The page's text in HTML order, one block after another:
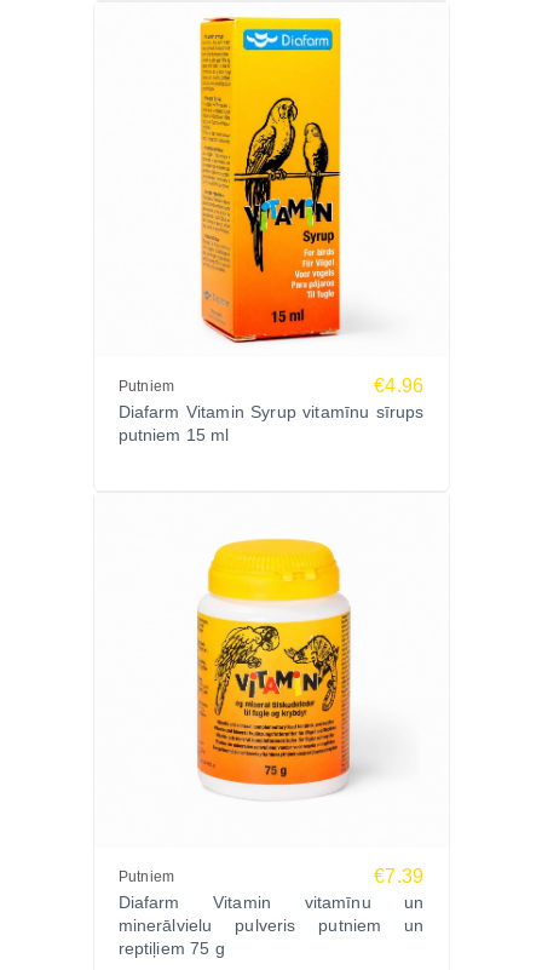
dzīvnieku veselības papildbarību izstrādē,
nodrošinot augstus kvalitātes un drošības
Biežāk uzdotie jautājumi (FAQ)
Kāpēc svarīga bezfosfora formula?
Tā samazina fosfora pārslodzes risku un ir
piemērota ilgstošai lietošanai jutīgām sugām.
Vai piemērota ikdienas lietošanai?
Jā, ievērojot ieteicamās devas.
Vai var lietot dažādām putnu un reptiļu sugām?
Jā, produkts ir universāls, taču vienmēr ieteicams
reptiļiem 50g Zoopasaule.lv!
Putniem €4.96
Diafarm Vitamin Syrup vitamīnu sīrups
putniem 15 ml
Putniem €7.39
Diafarm Vitamin vitamīnu un
minerālvielu pulveris putniem un
reptiļiem 75 g